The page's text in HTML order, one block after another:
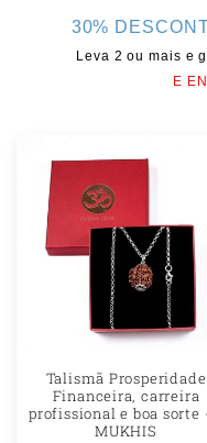
í
30%
Leva 2 ou mais e
E
Talismã Prosperidade
Financeira, carreira
profissional e boa sorte
MUKHIS